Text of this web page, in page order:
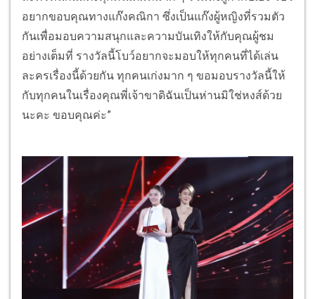
อยากขอบคุณทางแก๊งคณิกา ซึ่งเป็นแก๊งผู้หญิงที่รวมตัว
กันเพื่อมอบความสนุกและความบันเทิงให้กับคุณผู้ชม
อย่างเต็มที่ รางวัลนี้โบว์อยากจะมอบให้ทุกคนที่ได้เล่น
ละครเรื่องนี้ด้วยกัน ทุกคนเก่งมาก ๆ ขอมอบรางวัลนี้ให้
กับทุกคนในเรื่องคุณพี่เจ้าขาดิฉันเป็นห่านมิใช่หงส์ด้วย
นะคะ ขอบคุณค่ะ”